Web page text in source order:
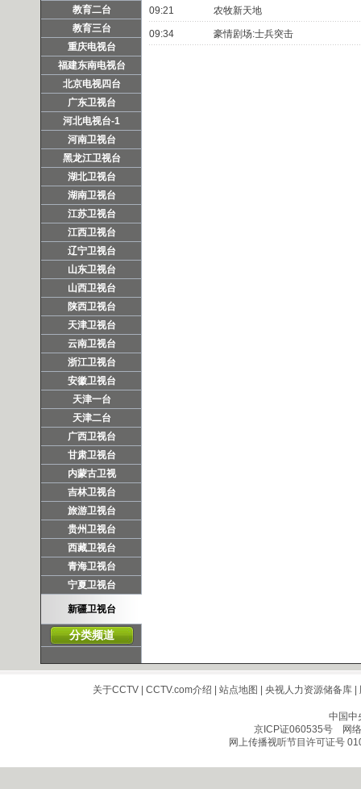
教育二台
教育三台
重庆电视台
福建东南电视台
北京电视四台
广东卫视台
河北电视台-1
河南卫视台
黑龙江卫视台
湖北卫视台
湖南卫视台
江苏卫视台
江西卫视台
辽宁卫视台
山东卫视台
山西卫视台
陕西卫视台
天津卫视台
云南卫视台
浙江卫视台
安徽卫视台
天津一台
天津二台
广西卫视台
甘肃卫视台
内蒙古卫视
吉林卫视台
旅游卫视台
贵州卫视台
西藏卫视台
青海卫视台
宁夏卫视台
新疆卫视台
分类频道
09:21 农牧新天地
09:34 豪情剧场:士兵突击
关于CCTV| CCTV.com介绍 站点地图 央视人力资源储备库|
中国中
京ICP证060535号网络
网上传播视听节目许可证号